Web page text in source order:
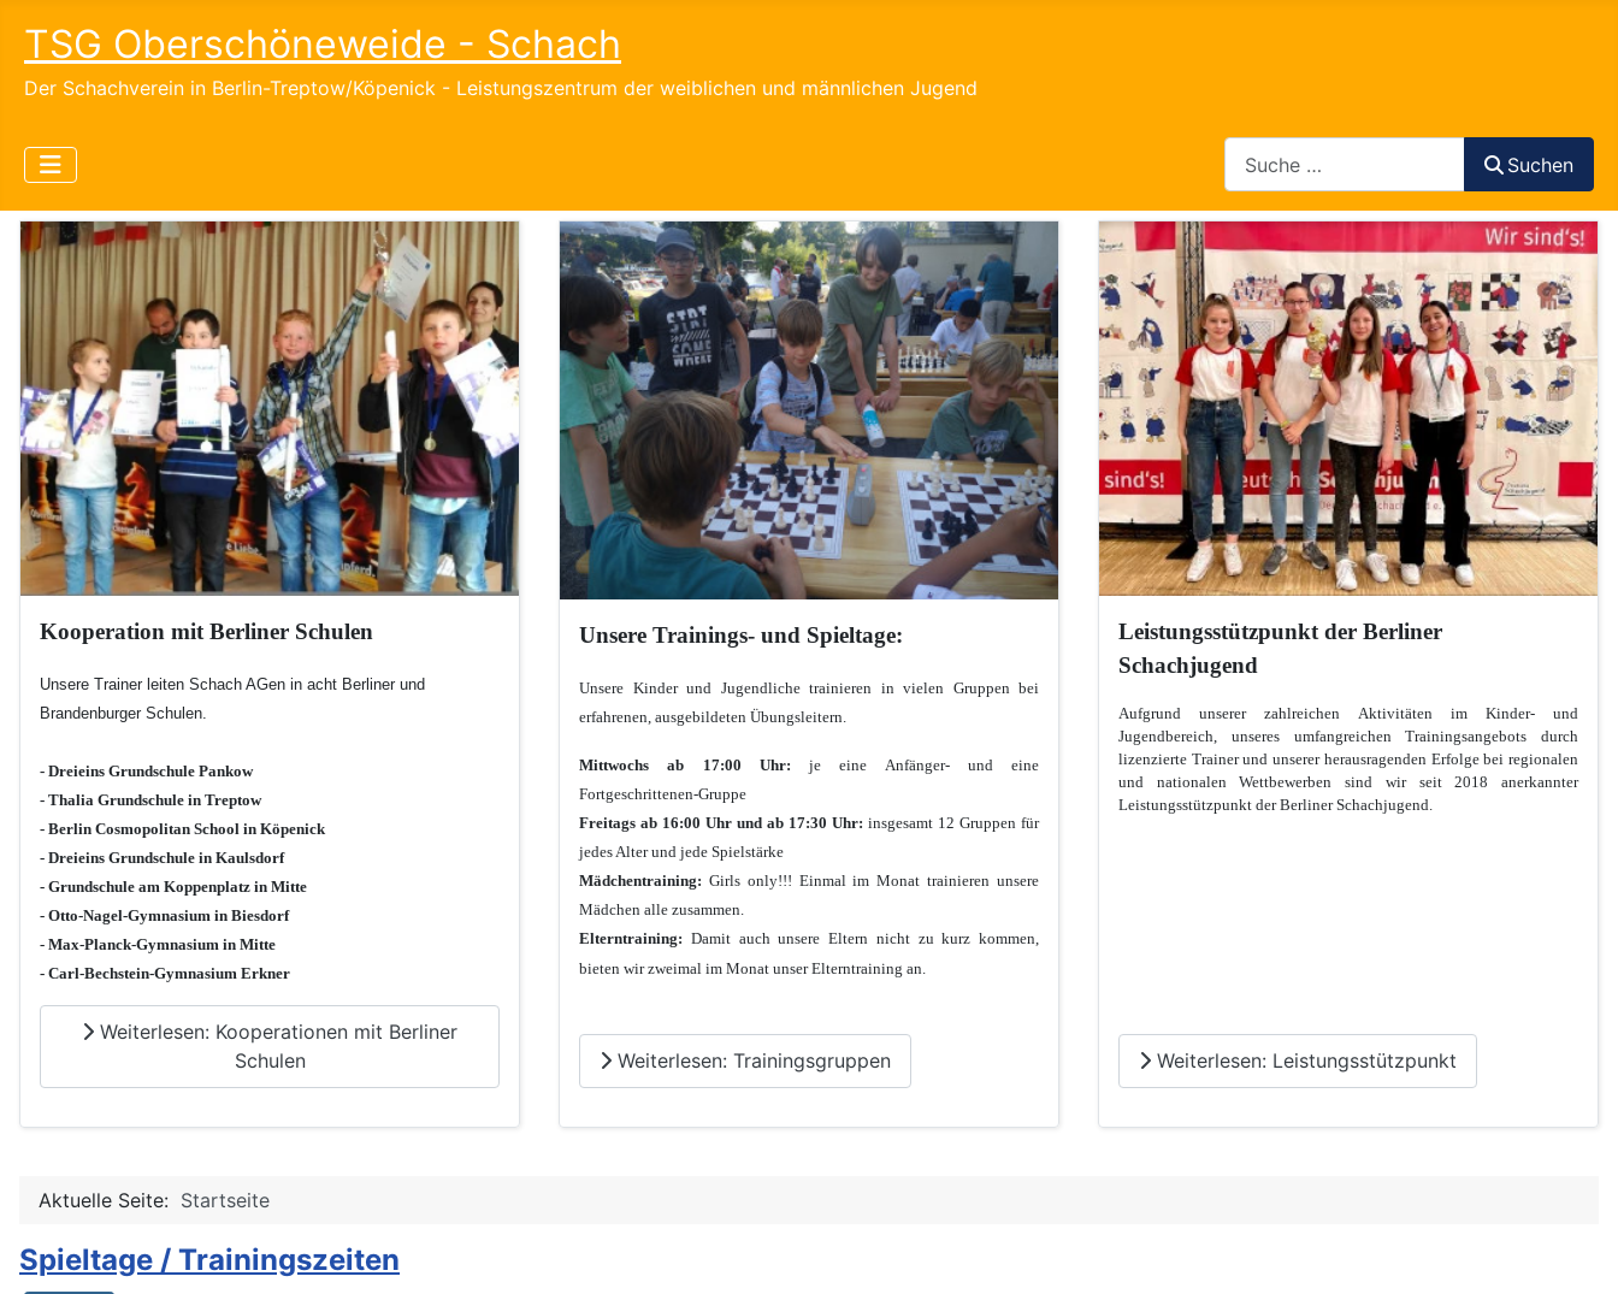
TSG Oberschöneweide - Schach
Der Schachverein in Berlin-Treptow/Köpenick - Leistungszentrum der weiblichen und männlichen Jugend
Suchen
Kooperation mit Berliner Schulen
Unsere Trainer leiten Schach AGen in acht Berliner und
Brandenburger Schulen.
- Dreieins Grundschule Pankow
- Thalia Grundschule in Treptow
- Berlin Cosmopolitan School in Köpenick
- Dreieins Grundschule in Kaulsdorf
- Grundschule am Koppenplatz in Mitte
- Otto-Nagel-Gymnasium in Biesdorf
- Max-Planck-Gymnasium in Mitte
- Carl-Bechstein-Gymnasium Erkner
Weiterlesen: Kooperationen mit Berliner
Schulen
Unsere Trainings- und Spieltage:
Unsere Kinder und Jugendliche trainieren in vielen Gruppen bei
erfahrenen, ausgebildeten Übungsleitern.
Mittwochs ab 17:00 Uhr: je eine Anfänger- und eine
Fortgeschrittenen-Gruppe
Freitags ab 16:00 Uhr und ab 17:30 Uhr: insgesamt 12 Gruppen für
jedes Alter und jede Spielstärke
Mädchentraining: Girls only!!! Einmal im Monat trainieren unsere
Mädchen alle zusammen.
Elterntraining: Damit auch unsere Eltern nicht zu kurz kommen,
bieten wir zweimal im Monat unser Elterntraining an.
Weiterlesen: Trainingsgruppen
Leistungsstützpunkt der Berliner
Schachjugend
Aufgrund unserer zahlreichen Aktivitäten im Kinder- und
Jugendbereich, unseres umfangreichen Trainingsangebots durch
lizenzierte Trainer und unserer herausragenden Erfolge bei regionalen
und nationalen Wettbewerben sind wir seit 2018 anerkannter
Leistungsstützpunkt der Berliner Schachjugend.
Weiterlesen: Leistungsstützpunkt
Aktuelle Seite: Startseite
Spieltage / Trainingszeiten